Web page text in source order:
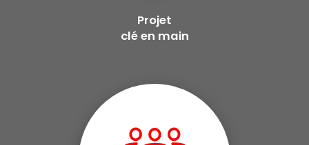
Projet
clé en main